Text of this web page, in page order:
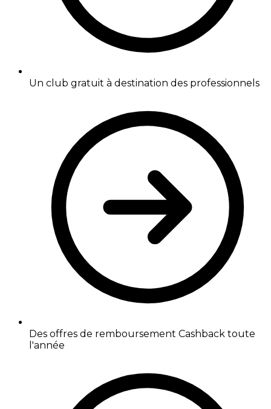
Un club gratuit à destination des professionnels
Des offres de remboursement Cashback toute
l'année